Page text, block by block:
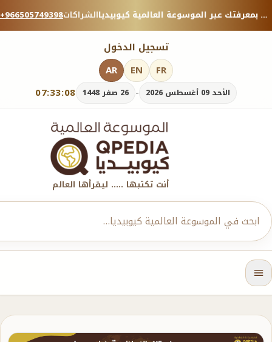
+966505749398الشراكات منصة معرفية موثوقة — شارك بمعرفتك عبر الموسوعة العالمية كيوبيديا.
تسجيل الدخول
07:33:08 الأحد 09 أغسطس 2026 - 26 صفر 1448
AR EN FR
أنت تكتبها ..... ليقرأها العالم